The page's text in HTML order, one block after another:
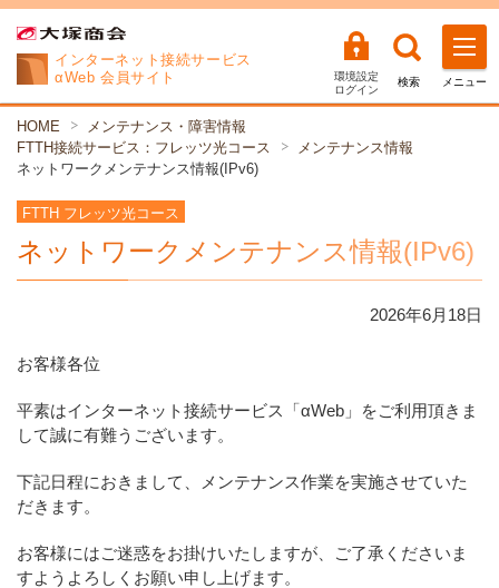
インターネット接続サービス
αWeb 会員サイト
環境設定
ログイン
検索 メニュー
HOME
メンテナンス・障害情報
FTTH接続サービス：フレッツ光コース
メンテナンス情報
ネットワークメンテナンス情報(IPv6)
FTTH フレッツ光コース
ネットワークメンテナンス情報(IPv6)
2026年6月 18日
お客様各位
平素はインターネット接続サービス「αWeb」をご利用頂きま
して誠に有難うございます。
下記日程におきまして、メンテナンス作業を実施させていた
だきます。
お客様にはご迷惑をお掛けいたしますが、ご了承くださいま
すようよろしくお願い申し上げます。